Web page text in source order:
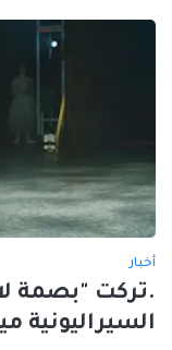
أخبار
.تركت "بصمة
السيراليونية